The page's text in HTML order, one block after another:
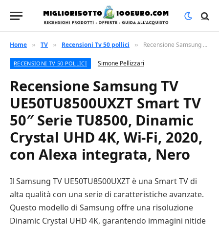
Home » TV » Recensioni Tv 50 pollici » Recensione Samsung TV UE50TU8500UXZT Smart TV 50″ Serie TU8500, Dinamic Crystal UHD 4K, Wi-Fi, 2020, con Alexa integrata, Nero
RECENSIONI TV 50 POLLICI Simone Pellizzari
Recensione Samsung TV
UE50TU8500UXZT Smart TV
50″ Serie TU8500, Dinamic
Crystal UHD 4K, Wi-Fi, 2020,
con Alexa integrata, Nero
Il Samsung TV UE50TU8500UXZT è una Smart TV di
alta qualità con una serie di caratteristiche avanzate.
Questo modello di Samsung offre una risoluzione
Dinamic Crystal UHD 4K, garantendo immagini nitide